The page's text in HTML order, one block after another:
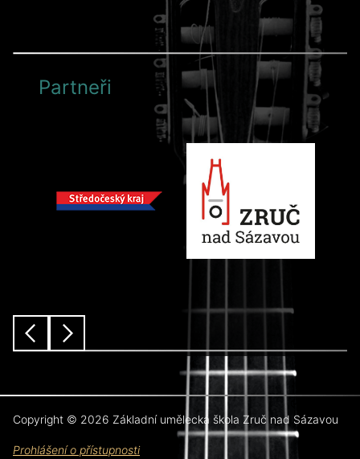
Partneři
předchozí
Copyright © 2026 Základní umělecká škola Zruč nad Sázavou
Prohlášení o přístupnosti